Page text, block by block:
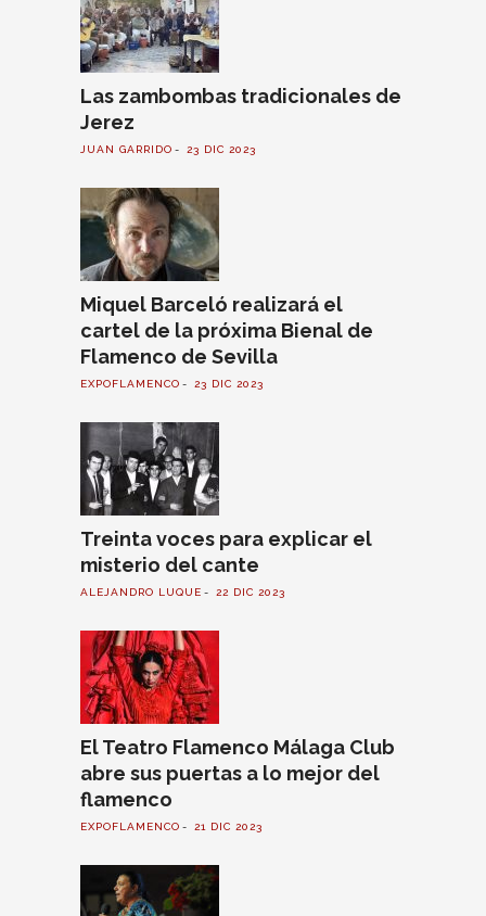
Las zambombas tradicionales de
Jerez
JUAN GARRIDO 23 DIC 2023
Miquel Barceló realizará el
cartel de la próxima Bienal de
Flamenco de Sevilla
EXPOFLAMENCO 23 DIC 2023
Treinta voces para explicar el
misterio del cante
ALEJANDRO LUQUE 22 DIC 2023
El Teatro Flamenco Málaga Club
abre sus puertas a lo mejor del
flamenco
EXPOFLAMENCO 21 DIC 2023